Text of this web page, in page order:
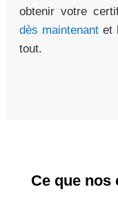
obtenir votre
dès maintenant et
tout.
Ce que nos